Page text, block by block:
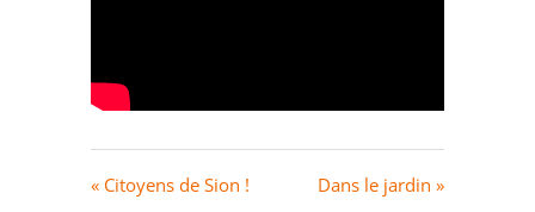
« Citoyens de Sion ! Dans le jardin »